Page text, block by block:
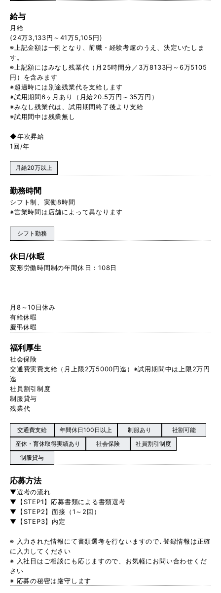
給与
月給
(24万3,133円～41万5,105円)
※上記金額は一例となり、前職・経験考慮のうえ、決定いたしま
す。
※上記額にはみなし残業代（月25時間分／3万8133円～6万5105
円）を含みます
※超過時には別途残業代を支給します
※試用期間6ヶ月あり（月給20.5万円～35万円）
※みなし残業代は、試用期間終了後より支給
※試用間中は残業無し
◆年次昇給
1回/年
月給20万以上
勤務時間
シフト制、実働8時間
※営業時間は店舗によって異なります
シフト勤務
休日/休暇
変形労働時間制の年間休日：108日
月8～10日休み
有給休暇
慶弔休暇
福利厚生
社会保険
交通費実費支給（月上限2万5000円迄）※試用期間中は上限2万円
迄
社員割引制度
制服貸与
残業代
交通費支給 年間休日100日以上 制服あり
社割可能
産休・育休取得実績あり
社会保険
社員割引制度
制服貸与
応募方法
▼選考の流れ
▼【STEP1】応募書類による書類選考
▼【STEP2】面接（1～2回）
▼【STEP3】内定
※ 入力された情報にて書類選考を行ないますので､登録情報は正確
に入力してください
※ 入社日はご相談にも応じますので、お気軽にお問い合わせくだ
さい
※ 応募の秘密は厳守します